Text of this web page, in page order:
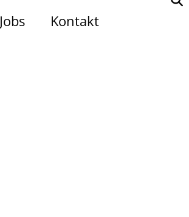
Jobs Kontakt